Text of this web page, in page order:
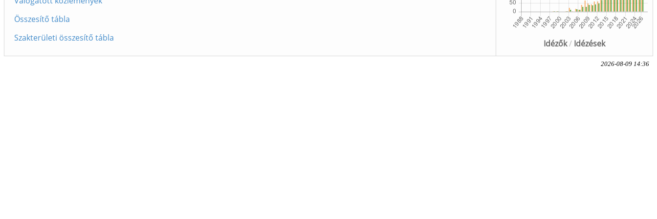
Idézők/ Idézések
Összesítő tábla
Szakterületi összesítő tábla
2026-08-09 14:36